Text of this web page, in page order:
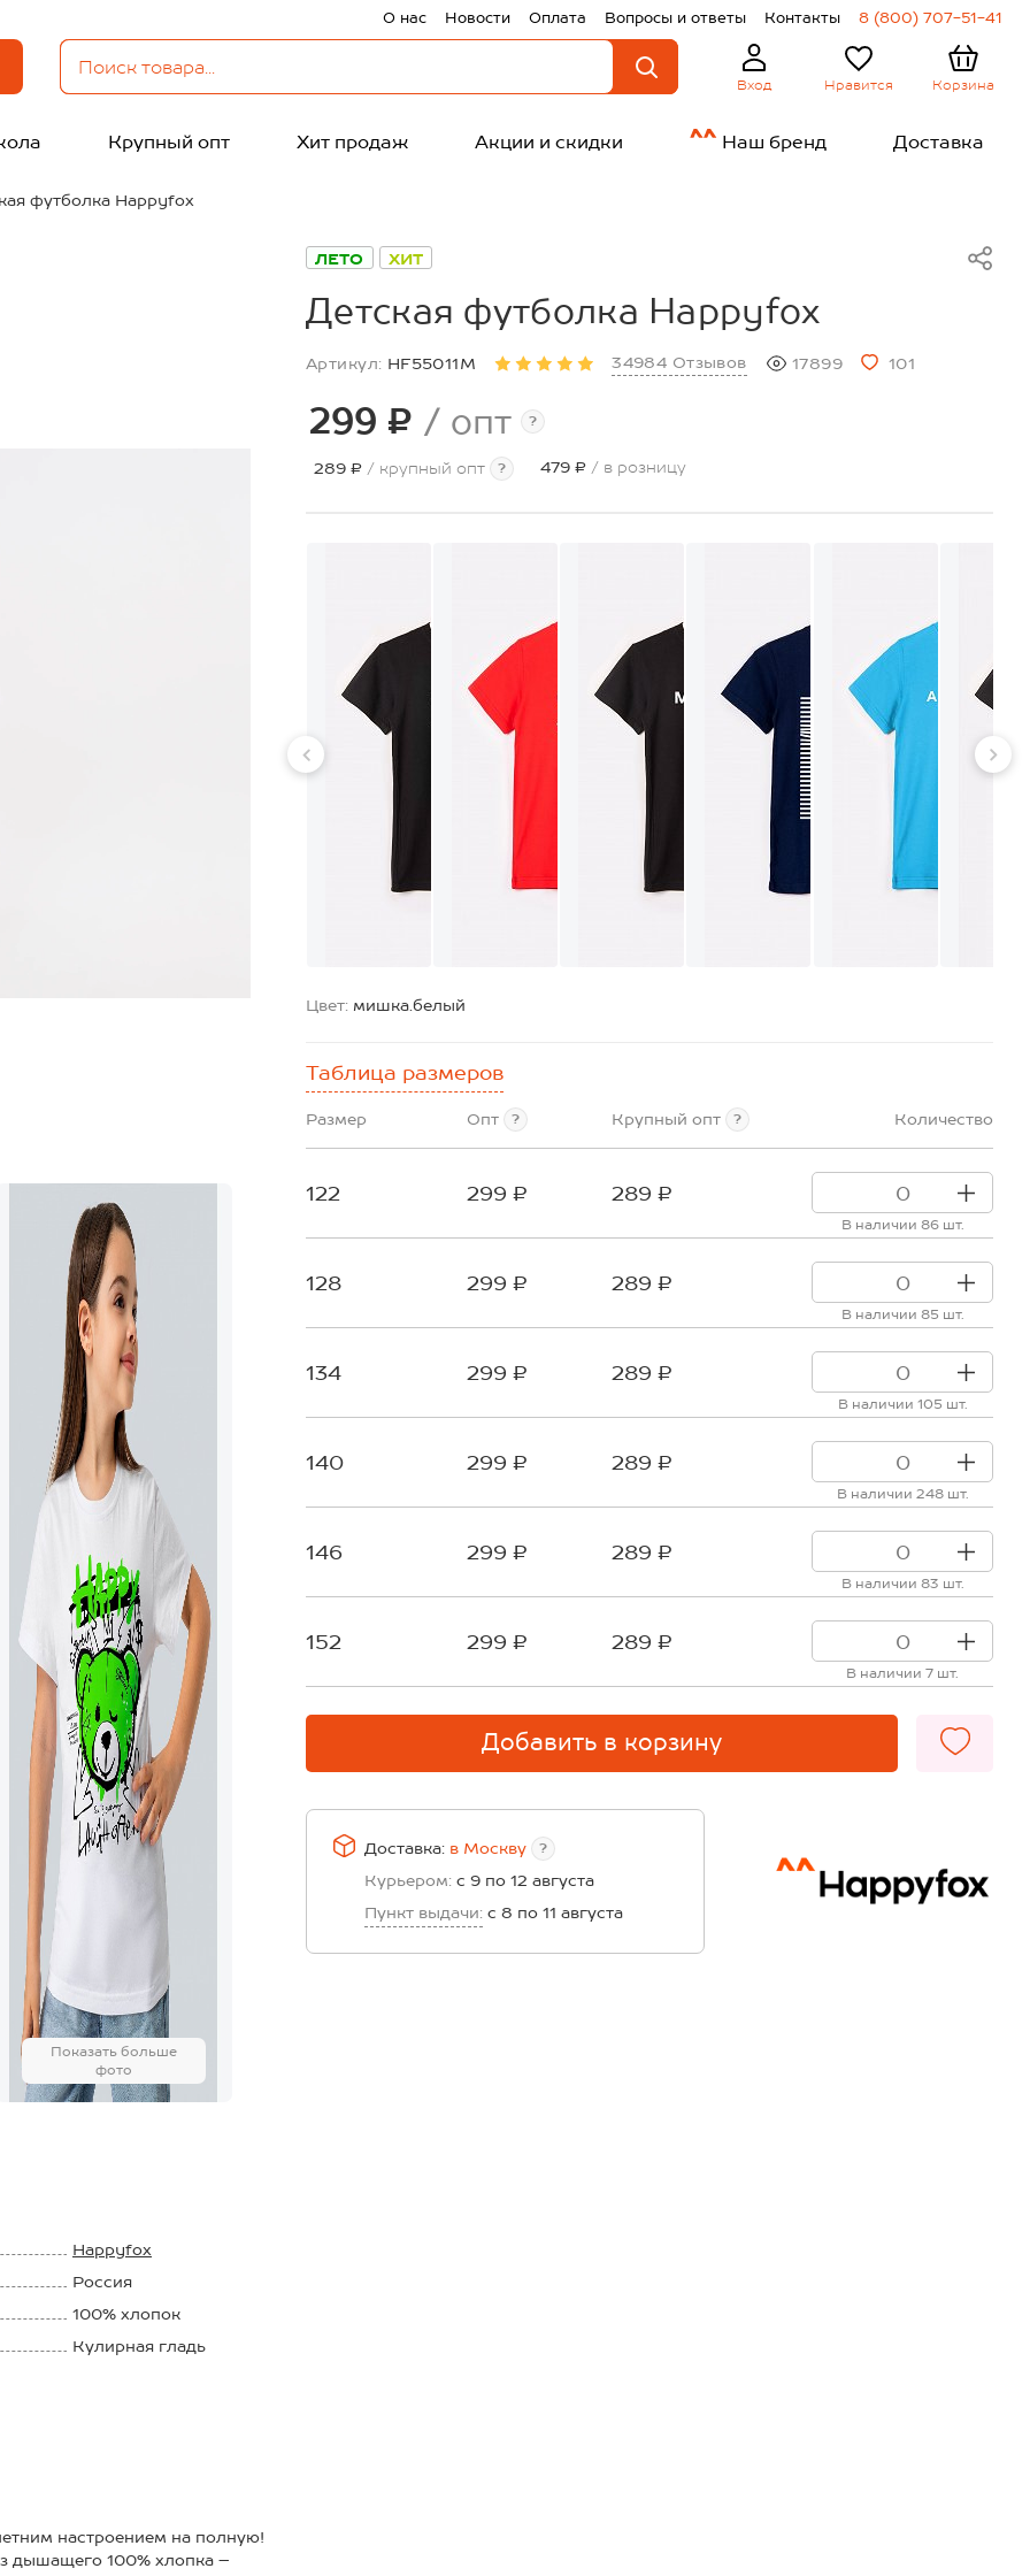
О нас Новости Оплата Вопросы и ответы Контакты 8 (800) 707-51-41
Вход Нравится Корзина
Крупный опт Хит продаж Акции и скидки Наш бренд Доставка
футболка Happyfox
Показать больше
фото
ЛЕТО ХИТ
Детская футболка Happyfox
Артикул: HF55011M 34984 Отзывов 17899 101
299 ₽ / опт ?
289 ₽ / крупный опт ? 479 ₽ / в розницу
Цвет: мишка.белый
Таблица размеров
Размер Опт ? Крупный опт ? Количество
122 299 ₽ 289 ₽
В наличии 86 шт.
128 299 ₽ 289 ₽
В наличии 85 шт.
134 299 ₽ 289 ₽
В наличии 105 шт.
140 299 ₽ 289 ₽
В наличии 248 шт.
146 299 ₽ 289 ₽
В наличии 83 шт.
152 299 ₽ 289 ₽
В наличии 7 шт.
Добавить в корзину
Доставка: в Москву ?
Курьером: с 9 по 12 августа
Пункт выдачи: с 8 по 11 августа
Happyfox
Россия
100% хлопок
Кулирная гладь
настроением на полную!
дышащего 100% хлопка –